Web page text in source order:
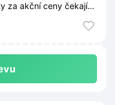
za akční ceny čekají